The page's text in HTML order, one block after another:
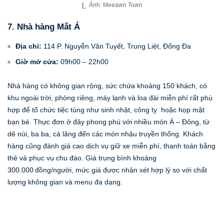
Ảnh: Meeawn Town
7. Nhà hàng Mắt Á
Địa chỉ: 114 P. Nguyễn Văn Tuyết, Trung Liệt, Đống Đa
Giờ mở cửa: 09h00 – 22h00
Nhà hàng có không gian rộng, sức chứa khoảng 150 khách, có
khu ngoài trời, phòng riêng, máy lạnh và loa đài miễn phí rất phù
hợp để tổ chức tiệc tùng như sinh nhật, công ty hoặc họp mặt
bạn bè. Thực đơn ở đây phong phú với nhiều món Á – Đông, từ
dê núi, ba ba, cá lăng đến các món nhậu truyền thống. Khách
hàng cũng đánh giá cao dịch vụ giữ xe miễn phí, thanh toán bằng
thẻ và phục vụ chu đáo. Giá trung bình khoảng
300.000 đồng/người, mức giá được nhận xét hợp lý so với chất
lượng không gian và menu đa dạng.